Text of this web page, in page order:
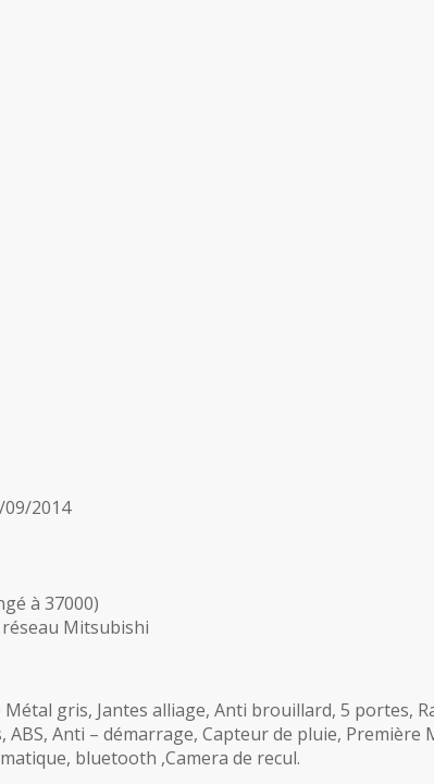
2014
à 37000)
Mitsubishi
gris, Jantes alliage, Anti brouillard, 5 portes,
ABS, Anti – démarrage, Capteur de pluie,
bluetooth ,Camera de recul.